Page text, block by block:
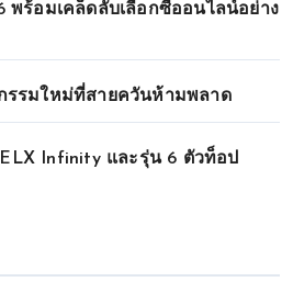
พร้อมเคล็ดลับเลือกซื้ออนไลน์อย่าง
รรมใหม่ที่สายควันห้ามพลาด
Infinity และรุ่น 6 ตัวท็อป